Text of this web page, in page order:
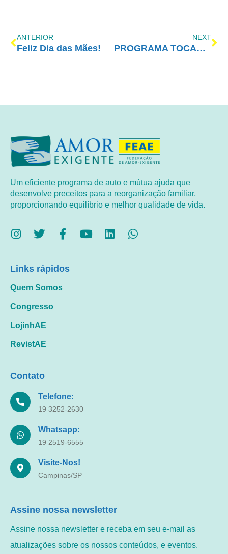
ANTERIOR
Feliz Dia das Mães!
NEXT
PROGRAMA TOCANDO EM FRENTE FAMÍLIA COM AMOR-EXIGENTE – 11/05/2019
Um eficiente programa de auto e mútua ajuda que
desenvolve preceitos para a reorganização familiar,
proporcionando equilíbrio e melhor qualidade de vida.
Links rápidos
Quem Somos
Congresso
LojinhAE
RevistAE
Contato
Telefone:
19 3252-2630
Whatsapp:
19 2519-6555
Visite-Nos!
Campinas/SP
Assine nossa newsletter
Assine nossa newsletter e receba em seu e-mail as
atualizações sobre os nossos conteúdos, e eventos.